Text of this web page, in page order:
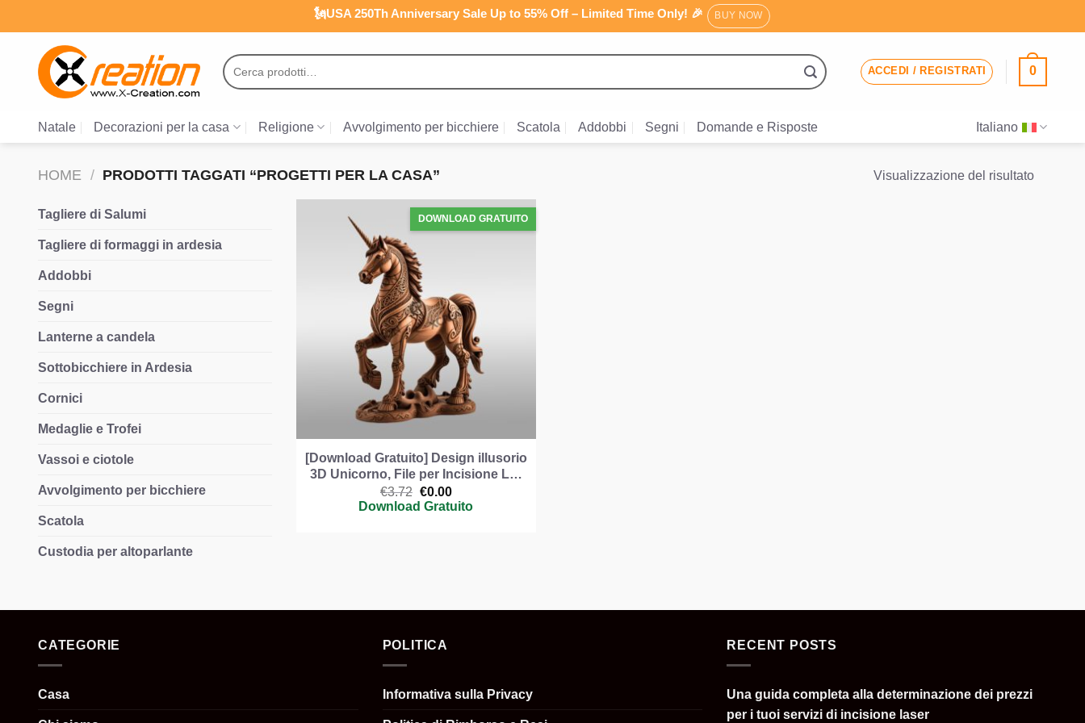
ai
contenuti
🗽USA 250Th Anniversary Sale Up to 55% Off – Limited Time Only! 🎉 BUY NOW
Cerca:
ACCEDI / REGISTRATI 0
Natale Decorazioni per la casa Religione Avvolgimento per bicchiere Scatola Addobbi Segni Domande e Risposte Italiano
HOME / PRODOTTI TAGGATI “PROGETTI PER LA CASA” Visualizzazione del risultato
Tagliere di Salumi
Tagliere di formaggi in ardesia
Addobbi
Segni
Lanterne a candela
Sottobicchiere in Ardesia
Cornici
Medaglie e Trofei
Vassoi e ciotole
Avvolgimento per bicchiere
Scatola
Custodia per altoparlante
[Download Gratuito] Design illusorio
3D Unicorno, File per Incisione L…
€3.72 Il
prezzo
€0.00Il
prezzo
Download Gratuito
CATEGORIE
Casa
POLITICA
Informativa sulla Privacy
RECENT POSTS
Una guida completa alla determinazione dei prezzi
per i tuoi servizi di incisione laser